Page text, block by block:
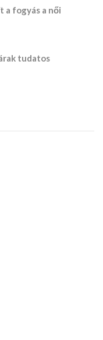
a fogyás a női
tudatos